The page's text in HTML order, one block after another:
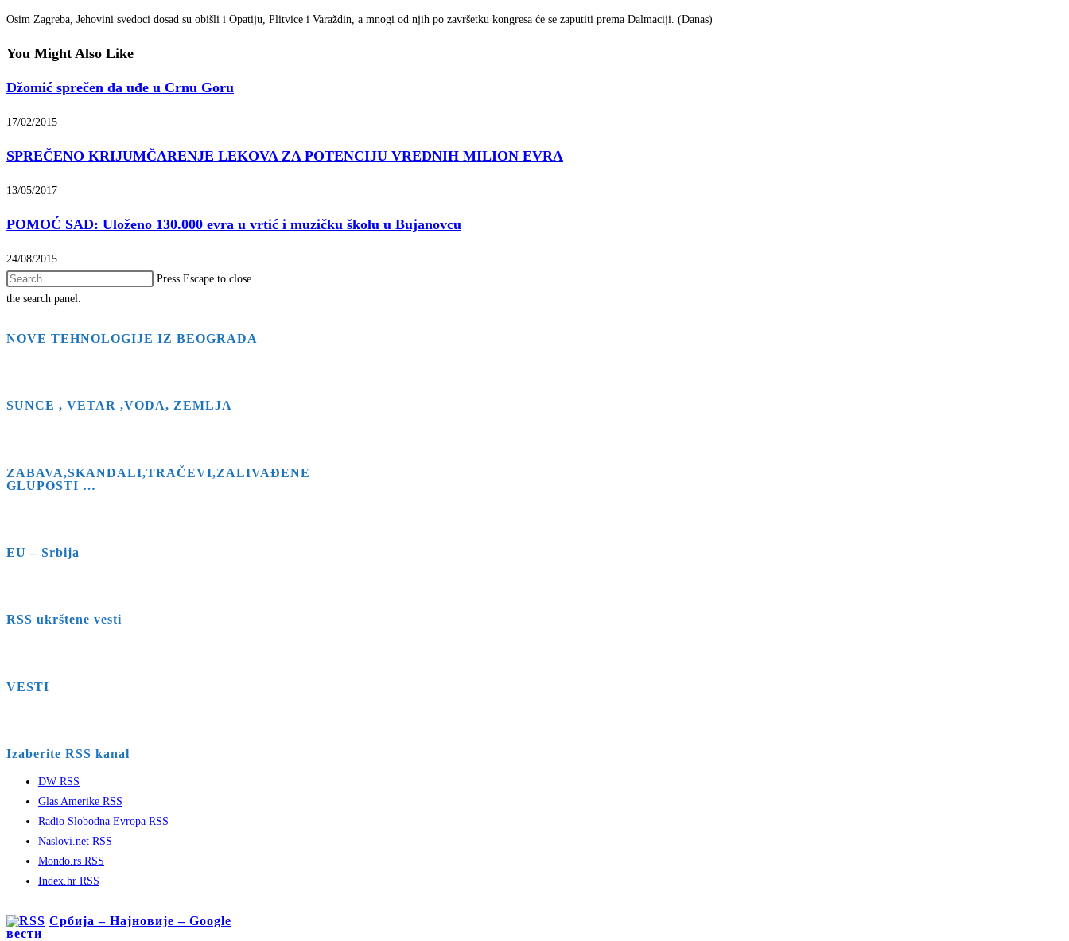
Osim Zagreba, Jehovini svedoci dosad su obišli i Opatiju, Plitvice i Varaždin, a mnogi od njih po završetku kongresa će se zaputiti prema Dalmaciji. (Danas)
You Might Also Like
Džomić sprečen da uđe u Crnu Goru
17/02/2015
SPREČENO KRIJUMČARENJE LEKOVA ZA POTENCIJU VREDNIH MILION EVRA
13/05/2017
POMOĆ SAD: Uloženo 130.000 evra u vrtić i muzičku školu u Bujanovcu
24/08/2015
Press Escape to close
the search panel.
NOVE TEHNOLOGIJE IZ BEOGRADA
SUNCE , VETAR ,VODA, ZEMLJA
ZABAVA,SKANDALI,TRAČEVI,ZALIVAĐENE
GLUPOSTI …
EU – Srbija
RSS ukrštene vesti
VESTI
Izaberite RSS kanal
DW RSS
Glas Amerike RSS
Radio Slobodna Evropa RSS
Naslovi.net RSS
Mondo.rs RSS
Index.hr RSS
Србија – Најновије – Google
вести